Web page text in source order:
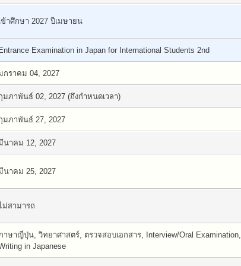
ข้าศึกษา 2027 ปีเมษายน
Examination in Japan for International Students 2nd
กราคม 04, 2027
มภาพันธ์ 02, 2027 (ถึงกำหนดเวลา)
มภาพันธ์ 27, 2027
นาคม 12, 2027
นาคม 25, 2027
ม่สามารถ
าษาญี่ปุ่น, วิทยาศาสตร์, ตรวจสอบเอกสาร, Interview/Oral Examination,
in Japanese